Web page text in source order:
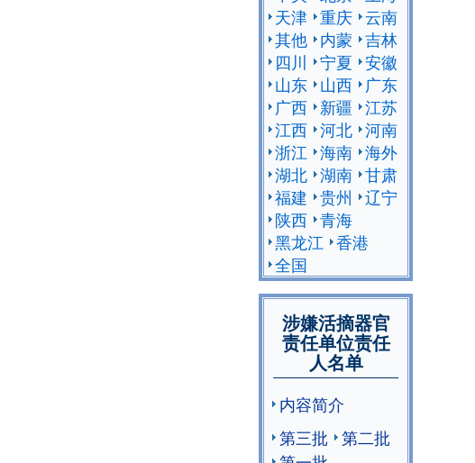
天津 重庆 云南
其他 内蒙 吉林
四川
宁夏 安徽
山东 山西
广东
广西 新疆 江苏
江西 河北 河南
浙江 海南 海外
湖北 湖南 甘肃
福建 贵州
辽宁
陕西 青海
黑龙江 香港
全国
涉嫌活摘器官
责任单位责任
人名单
内容简介
第三批
第二批